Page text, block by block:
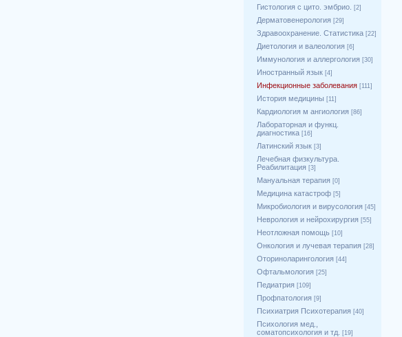
Гистология с цито. эмбрио. [2]
Дерматовенерология [29]
Здравоохранение. Статистика [22]
Диетология и валеология [6]
Иммунология и аллергология [30]
Иностранный язык [4]
Инфекционные заболевания [111]
История медицины [11]
Кардиология м ангиология [86]
Лабораторная и функц.
диагностика [16]
Латинский язык [3]
Лечебная физкультура.
Реабилитация [3]
Мануальная терапия [0]
Медицина катастроф [5]
Микробиология и вирусология [45]
Неврология и нейрохирургия [55]
Неотложная помощь [10]
Онкология и лучевая терапия [28]
Оториноларингология [44]
Офтальмология [25]
Педиатрия [109]
Профпатология [9]
Психиатрия Психотерапия [40]
Психология мед.,
соматопсихология и тд.
[19]